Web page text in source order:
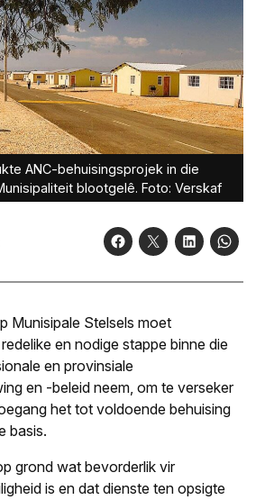
ANC-behuisingsprojek in die
Mangaung Metro Munisipaliteit blootgelê. Foto: Verskaf
Munisipale Stelsels moet
en nodige stappe binne die
en provinsiale
en -beleid neem, om te verseker
het tot voldoende behuising
basis.
grond wat bevorderlik vir
is en dat dienste ten opsigte